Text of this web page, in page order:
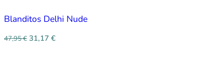
Blanditos Delhi Nude
47,95€ 31,17 €